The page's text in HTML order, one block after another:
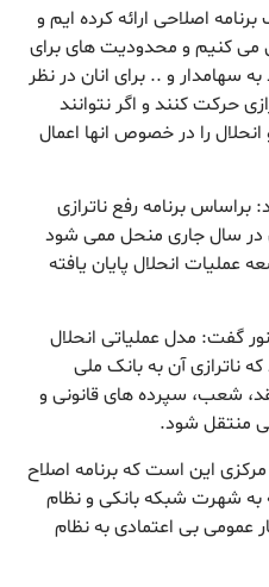
در حال جاضر به 8 بانک برنامه اصلاحی ارائه کرده ایم و
می کنیم و محدودیت های برای
سهامدار و .. برای انان در نظر
حرکت کنند و اگر نتوانند
انحلال را در خصوص انها اعمال
برنامه رفع ناترازی
در سال جاری منحل ممی شود
انحلال پایان یافته
گفت: مدل عملیاتی انحلال
ناترازی آن به بانک ملی
شعب، سپرده های قانونی و
منتقل شود.
این است که برنامه اصلاح
به شهرت شبکه بانکی و نظام
عمومی بی اعتمادی به نظام